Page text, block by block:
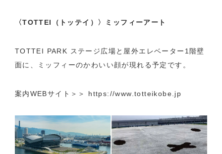
〈TOTTEI（トッテイ）〉ミッフィーアート
TOTTEI PARK ステージ広場と屋外エレベーター1階壁
面に、ミッフィーのかわいい顔が現れる予定です。
案内WEBサイト＞＞ https://www.totteikobe.jp